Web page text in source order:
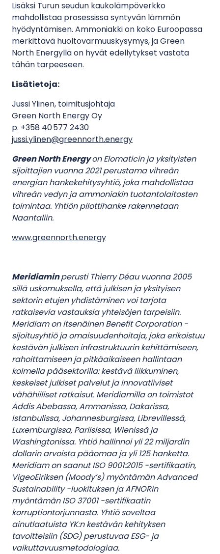
Lisäksi Turun seudun kaukolämpöverkko
mahdollistaa prosessissa syntyvän lämmön
hyödyntämisen. Ammoniakki on koko Euroopassa
merkittävä huoltovarmuuskysymys, ja Green
North Energyllä on hyvät edellytykset vastata
tähän tarpeeseen.
Lisätietoja:
Jussi Ylinen, toimitusjohtaja
Green North Energy Oy
p. +358 40 577 2430
jussi.ylinen@greennorth.energy
Green North Energyon Elomaticin ja yksityisten
sijoittajien vuonna 2021 perustama vihreän
energian hankekehitysyhtiö, joka mahdollistaa
vihreän vedyn ja ammoniakin tuotantolaitosten
toimintaa. Yhtiön pilottihanke rakennetaan
Naantaliin.
www.greennorth.energy
Meridiaminperusti Thierry Déau vuonna 2005
sillä uskomuksella, että julkisen ja yksityisen
sektorin etujen yhdistäminen voi tarjota
ratkaisevia vastauksia yhteisöjen tarpeisiin.
Meridiam on itsenäinen Benefit Corporation -
sijoitusyhtiö ja omaisuudenhoitaja, joka erikoistuu
kestävän julkisen infrastruktuurin kehittämiseen,
rahoittamiseen ja pitkäaikaiseen hallintaan
kolmella pääsektorilla: kestävä liikkuminen,
keskeiset julkiset palvelut ja innovatiiviset
vähähiiliset ratkaisut. Meridiamilla on toimistot
Addis Abebassa, Ammanissa, Dakarissa,
Istanbulissa, Johannesburgissa, Librevillessä,
Luxemburgissa, Pariisissa, Wienissä ja
Washingtonissa. Yhtiö hallinnoi yli 22 miljardin
dollarin arvoista pääomaa ja yli 125 hanketta.
Meridiam on saanut ISO 9001:2015 -sertifikaatin,
VigeoEiriksen (Moody’s) myöntämän Advanced
Sustainability -luokituksen ja AFNORin
myöntämän ISO 37001 -sertifikaatin
korruptiontorjunnasta. Yhtiö soveltaa
ainutlaatuista YK:n kestävän kehityksen
tavoitteisiin (SDG) perustuvaa ESG- ja
vaikuttavuusmetodologiaa.